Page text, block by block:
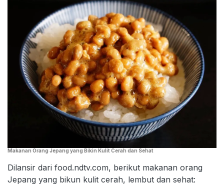
Makanan Orang Jepang yang Bikin Kulit Cerah dan Sehat
Dilansir dari food.ndtv.com, berikut makanan orang
Jepang yang bikun kulit cerah, lembut dan sehat: